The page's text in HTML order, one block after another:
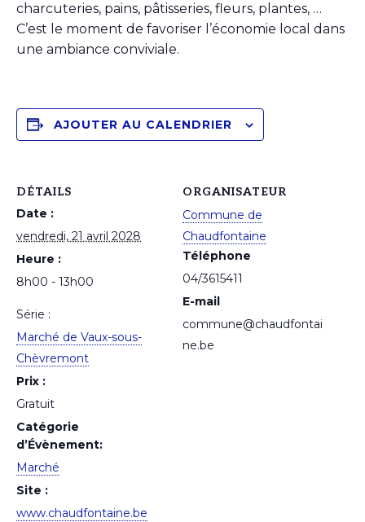
charcuteries, pains, pâtisseries, fleurs, plantes, …
C’est le moment de favoriser l’économie local dans
une ambiance conviviale.
AJOUTER AU CALENDRIER
DÉTAILS
Date :
vendredi, 21 avril 2028
Heure :
8h00 - 13h00
Série :
Marché de Vaux-sous-
Chèvremont
Prix :
Gratuit
Catégorie
d’Évènement:
Marché
Site :
www.chaudfontaine.be
ORGANISATEUR
Commune de
Chaudfontaine
Téléphone
04/3615411
E-mail
commune@chaudfontai
ne.be